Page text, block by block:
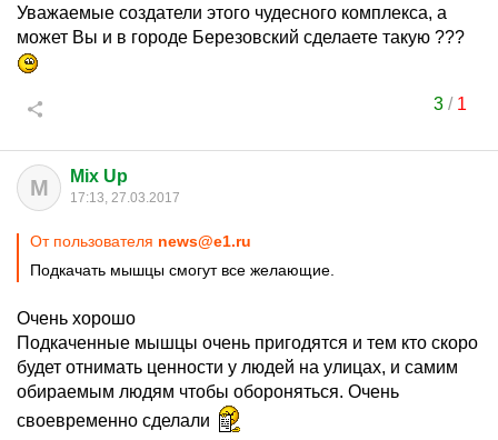
Уважаемые создатели этого чудесного комплекса, а
может Вы и в городе Березовский сделаете такую ???
3/ 1
M Mix Up
17:13, 27.03.2017
От пользователя news@e1.ru
Подкачать мышцы смогут все желающие.
Очень хорошо
Подкаченные мышцы очень пригодятся и тем кто скоро
будет отнимать ценности у людей на улицах, и самим
обираемым людям чтобы обороняться. Очень
своевременно сделали